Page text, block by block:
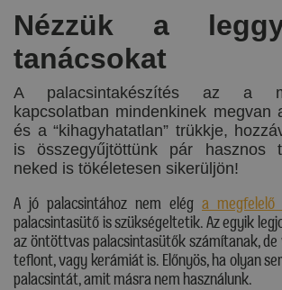
Nézzük a
tanácsokat
A palacsintakészítés az a
kapcsolatban mindenkinek megvan
és a “kihagyhatatlan” trükkje,
is összegyűjtöttünk pár hasznos
neked is tökéletesen sikerüljön!
A jó palacsintához nem elég a megfelelő
palacsintasütő is szükségeltetik. Az egyik
az öntöttvas palacsintasütők számítanak,
teflont, vagy kerámiát is. Előnyös, ha olyan
palacsintát, amit másra nem használunk.